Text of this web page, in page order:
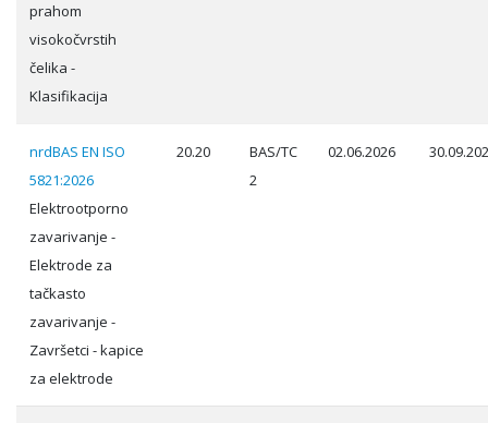
prahom
visokočvrstih
čelika -
Klasifikacija
nrdBAS EN ISO
5821:2026
Elektrootporno
zavarivanje -
Elektrode za
tačkasto
zavarivanje -
Završetci - kapice
za elektrode
20.20
BAS/TC
2
02.06.2026